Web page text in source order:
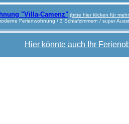
"Villa-Camenz" (bitte hier klicken für
Ferienwohnung / 3 Schlafzimmern / super
Hier könnte auch Ihr